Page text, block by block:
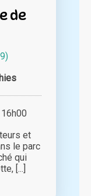
de
et
le parc
qui
[...]